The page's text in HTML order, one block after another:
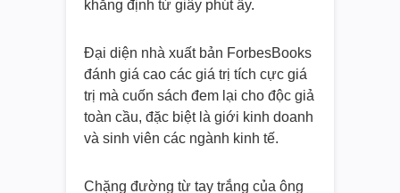
khẳng định từ giây phút ấy.
Đại diện nhà xuất bản ForbesBooks
đánh giá cao các giá trị tích cực giá
trị mà cuốn sách đem lại cho độc giả
toàn cầu, đặc biệt là giới kinh doanh
và sinh viên các ngành kinh tế.
Chặng đường từ tay trắng của ông